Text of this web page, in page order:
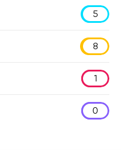
5
8
1
0